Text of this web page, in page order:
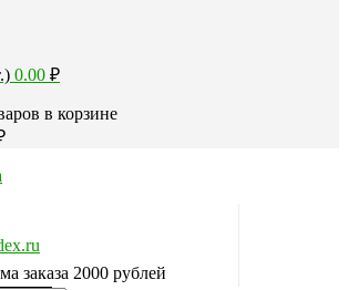
0.00 ₽
в корзине
заказа 2000 рублей